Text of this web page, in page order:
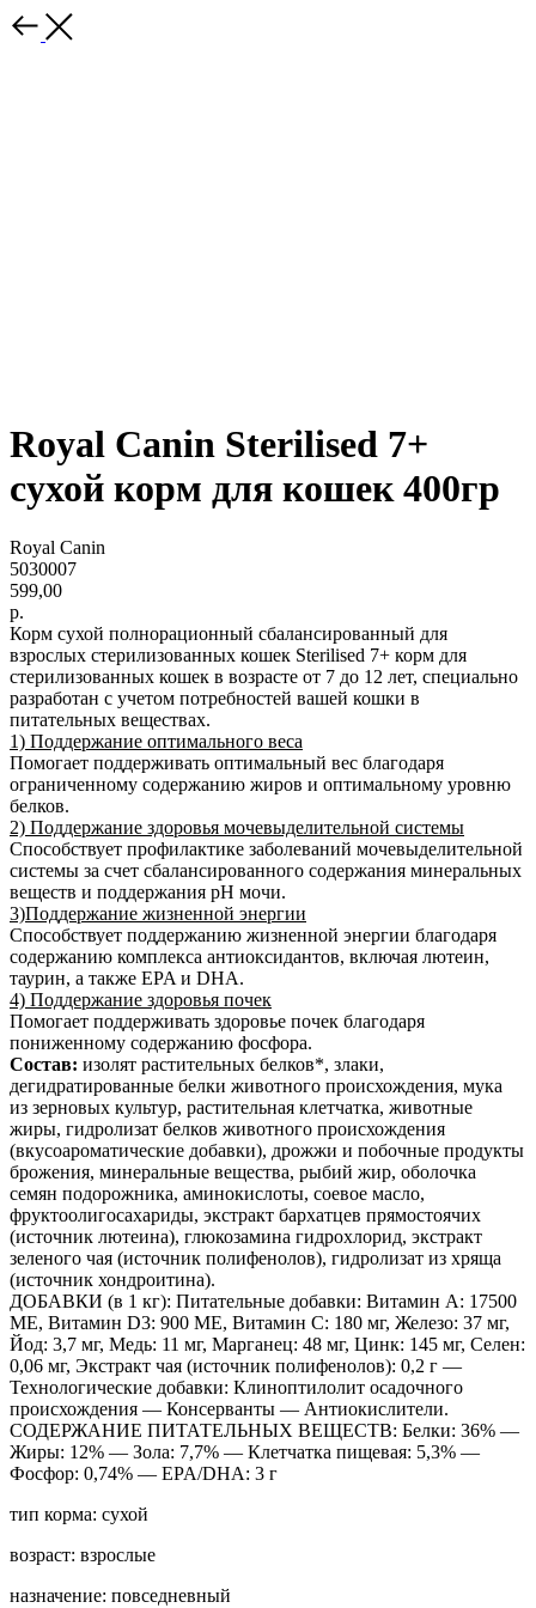
Royal Canin Sterilised 7+
сухой корм для кошек 400гр
Royal Canin
5030007
599,00
р.
Корм сухой полнорационный сбалансированный для
взрослых стерилизованных кошек Sterilised 7+ корм для
стерилизованных кошек в возрасте от 7 до 12 лет, специально
разработан с учетом потребностей вашей кошки в
питательных веществах.
1) Поддержание оптимального веса
Помогает поддерживать оптимальный вес благодаря
ограниченному содержанию жиров и оптимальному уровню
белков.
2) Поддержание здоровья мочевыделительной системы
Способствует профилактике заболеваний мочевыделительной
системы за счет сбалансированного содержания минеральных
веществ и поддержания рН мочи.
3)Поддержание жизненной энергии
Способствует поддержанию жизненной энергии благодаря
содержанию комплекса антиоксидантов, включая лютеин,
таурин, а также EPA и DHA.
4) Поддержание здоровья почек
Помогает поддерживать здоровье почек благодаря
пониженному содержанию фосфора.
Состав: изолят растительных белков*, злаки,
дегидратированные белки животного происхождения, мука
из зерновых культур, растительная клетчатка, животные
жиры, гидролизат белков животного происхождения
(вкусоароматические добавки), дрожжи и побочные продукты
брожения, минеральные вещества, рыбий жир, оболочка
семян подорожника, аминокислоты, соевое масло,
фруктоолигосахариды, экстракт бархатцев прямостоячих
(источник лютеина), глюкозамина гидрохлорид, экстракт
зеленого чая (источник полифенолов), гидролизат из хряща
(источник хондроитина).
ДОБАВКИ (в 1 кг): Питательные добавки: Витамин A: 17500
ME, Витамин D3: 900 ME, Витамин C: 180 мг, Железо: 37 мг,
Йод: 3,7 мг, Медь: 11 мг, Марганец: 48 мг, Цинк: 145 мг, Ceлeн:
0,06 мг, Экстракт чая (источник полифенолов): 0,2 г —
Технологические добавки: Клиноптилолит осадочного
происхождения — Консерванты — Антиокислители.
СОДЕРЖАНИЕ ПИТАТЕЛЬНЫХ ВЕЩЕСТВ: Белки: 36% —
Жиры: 12% — Зола: 7,7% — Клетчатка пищевая: 5,3% —
Фосфор: 0,74% — EPA/DHA: 3 г
тип корма: сухой
возраст: взрослые
назначение: повседневный